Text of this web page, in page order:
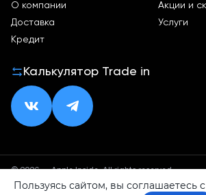
О компании
Доставка
Кредит
Акции и
Услуги
Калькулятор Trade in
© 2026 — Apple Inside. All rights reserved.
Политика конфиденциальностиОферта
Пользуясь сайтом, вы соглашаетесь